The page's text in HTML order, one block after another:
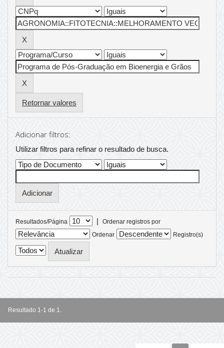
Retornar valores
Adicionar filtros:
Utilizar filtros para refinar o resultado de busca.
Resultados/Página |
Ordenar registros por
Ordenar
Registro(s)
Resultado 1-1 de 1.